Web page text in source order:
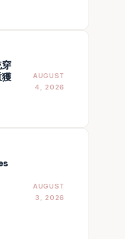
AUGUST
4, 2026
AUGUST
3, 2026